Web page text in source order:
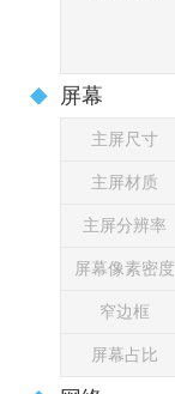
屏幕
主屏尺寸
主屏材质
主屏分辨率
屏幕像素密度
窄边框
屏幕占比